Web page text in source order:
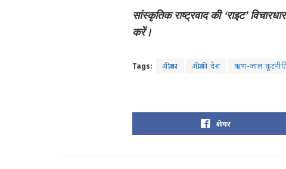
सांस्कृतिक राष्ट्रवाद की ‘राइट’
करें।
Tags: अफ्रीका अफ्रीकी देश ऋण-जाल
शेयर